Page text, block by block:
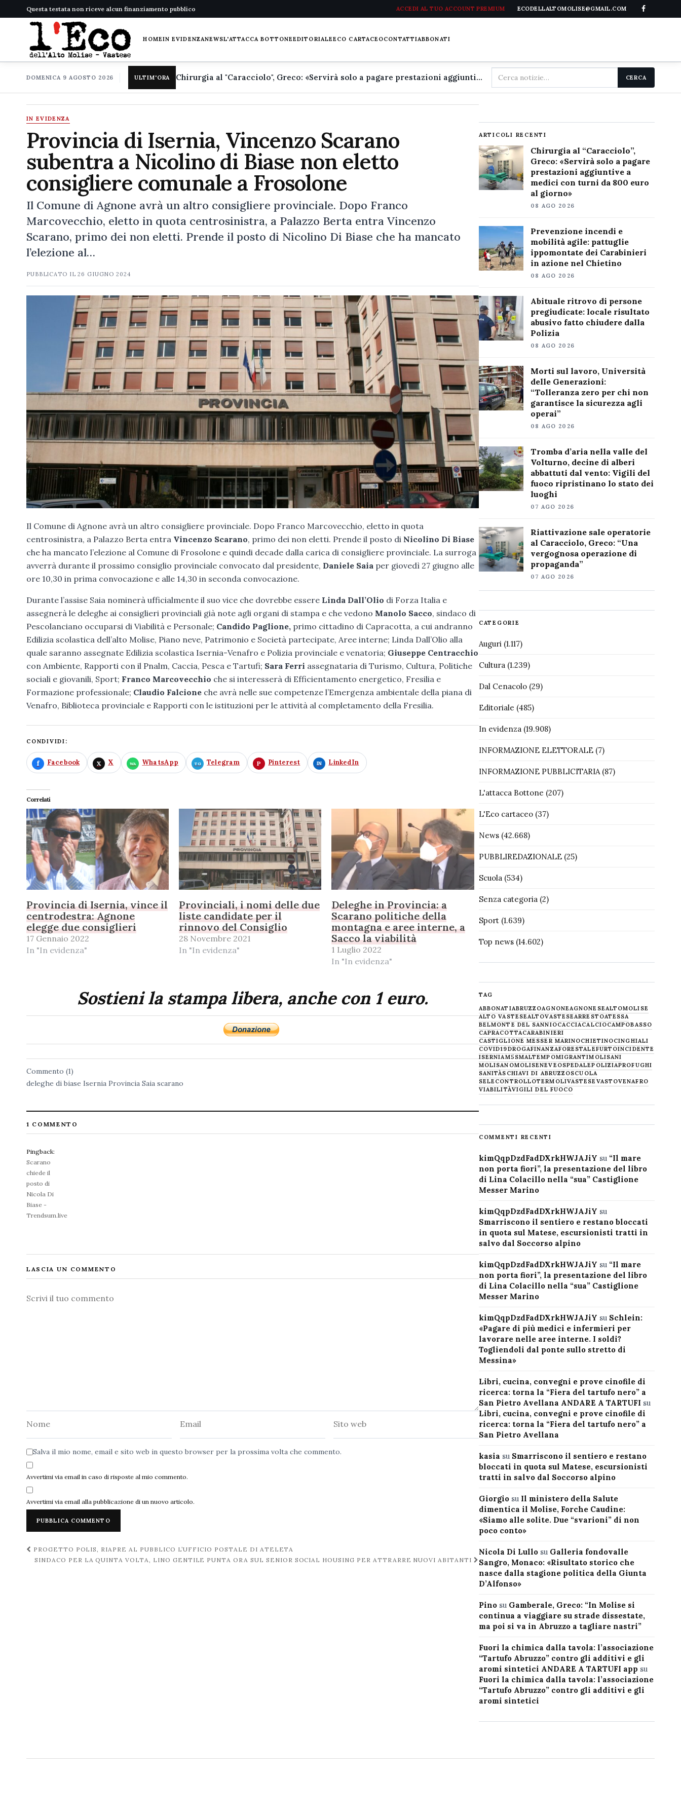
Questa testata non riceve alcun finanziamento pubblico ACCEDI AL TUO ACCOUNT PREMIUM ECODELLALTOMOLISE@GMAIL.COM
HOMEIN EVIDENZANEWSL'ATTACCA BOTTONEEDITORIALEECO CARTACEOCONTATTIABBONATI
DOMENICA 9 AGOSTO 2026 ULTIM'ORA Chirurgia al "Caracciolo", Greco: «Servirà solo a pagare prestazioni aggiuntive a medici con turni da 800 euro al giorno»
Cerca
nel
CERCA
IN EVIDENZA
Provincia di Isernia, Vincenzo Scarano
subentra a Nicolino di Biase non eletto
consigliere comunale a Frosolone
Il Comune di Agnone avrà un altro consigliere provinciale. Dopo Franco
Marcovecchio, eletto in quota centrosinistra, a Palazzo Berta entra Vincenzo
Scarano, primo dei non eletti. Prende il posto di Nicolino Di Biase che ha mancato
l’elezione al…
PUBBLICATO IL26 GIUGNO 2024
Il Comune di Agnone avrà un altro consigliere provinciale. Dopo Franco Marcovecchio, eletto in quota
centrosinistra, a Palazzo Berta entra Vincenzo Scarano, primo dei non eletti. Prende il posto di Nicolino Di Biase
che ha mancato l’elezione al Comune di Frosolone e quindi decade dalla carica di consigliere provinciale. La surroga
avverrà durante il prossimo consiglio provinciale convocato dal presidente, Daniele Saia per giovedì 27 giugno alle
ore 10,30 in prima convocazione e alle 14,30 in seconda convocazione.
Durante l’assise Saia nominerà ufficialmente il suo vice che dovrebbe essere Linda Dall’Olio di Forza Italia e
assegnerà le deleghe ai consiglieri provinciali già note agli organi di stampa e che vedono Manolo Sacco, sindaco di
Pescolanciano occuparsi di Viabilità e Personale; Candido Paglione, primo cittadino di Capracotta, a cui andranno
Edilizia scolastica dell’alto Molise, Piano neve, Patrimonio e Società partecipate, Aree interne; Linda Dall’Olio alla
quale saranno assegnate Edilizia scolastica Isernia-Venafro e Polizia provinciale e venatoria; Giuseppe Centracchio
con Ambiente, Rapporti con il Pnalm, Caccia, Pesca e Tartufi; Sara Ferri assegnataria di Turismo, Cultura, Politiche
sociali e giovanili, Sport; Franco Marcovecchio che si interesserà di Efficientamento energetico, Fresilia e
Formazione professionale; Claudio Falcione che avrà nelle sue competenze l’Emergenza ambientale della piana di
Venafro, Biblioteca provinciale e Rapporti con le istituzioni per le attività al completamento della Fresilia.
CONDIVIDI:
Facebook X WhatsApp Telegram Pinterest LinkedIn
Correlati
Provincia di Isernia, vince il
centrodestra: Agnone
elegge due consiglieri
17 Gennaio 2022
In "In evidenza"
Provinciali, i nomi delle due
liste candidate per il
rinnovo del Consiglio
28 Novembre 2021
In "In evidenza"
Deleghe in Provincia: a
Scarano politiche della
montagna e aree interne, a
Sacco la viabilità
1 Luglio 2022
In "In evidenza"
Sostieni la stampa libera, anche con 1 euro.
Commento (1)
deleghe di biase Isernia Provincia Saia scarano
1 COMMENTO
Pingback:
Scarano
chiede il
posto di
Nicola Di
Biase -
Trendsum.live
LASCIA UN COMMENTO
Commento
Salva il mio nome, email e sito web in questo browser per la prossima volta che commento.
Avvertimi via email in caso di risposte al mio commento.
Avvertimi via email alla pubblicazione di un nuovo articolo.
Navigazione
post
PROGETTO POLIS, RIAPRE AL PUBBLICO L’UFFICIO POSTALE DI ATELETA
SINDACO PER LA QUINTA VOLTA, LINO GENTILE PUNTA ORA SUL SENIOR SOCIAL HOUSING PER ATTRARRE NUOVI ABITANTI
ARTICOLI RECENTI
Chirurgia al “Caracciolo”,
Greco: «Servirà solo a pagare
prestazioni aggiuntive a
medici con turni da 800 euro
al giorno»
08 AGO 2026
Prevenzione incendi e
mobilità agile: pattuglie
ippomontate dei Carabinieri
in azione nel Chietino
08 AGO 2026
Abituale ritrovo di persone
pregiudicate: locale risultato
abusivo fatto chiudere dalla
Polizia
08 AGO 2026
Morti sul lavoro, Università
delle Generazioni:
“Tolleranza zero per chi non
garantisce la sicurezza agli
operai”
08 AGO 2026
Tromba d’aria nella valle del
Volturno, decine di alberi
abbattuti dal vento: Vigili del
fuoco ripristinano lo stato dei
luoghi
07 AGO 2026
Riattivazione sale operatorie
al Caracciolo, Greco: “Una
vergognosa operazione di
propaganda”
07 AGO 2026
CATEGORIE
Auguri(1.117)
Cultura(1.239)
Dal Cenacolo(29)
Editoriale (485)
In evidenza(19.908)
INFORMAZIONE ELETTORALE(7)
INFORMAZIONE PUBBLICITARIA(87)
L'attacca Bottone (207)
L'Eco cartaceo(37)
News(42.668)
PUBBLIREDAZIONALE(25)
Scuola(534)
Senza categoria(2)
Sport(1.639)
Top news(14.602)
TAG
ABBONATIABRUZZOAGNONEAGNONESEALTOMOLISE
ALTO VASTESEALTOVASTESEARRESTOATESSA
BELMONTE DEL SANNIOCACCIACALCIOCAMPOBASSO
CAPRACOTTACARABINIERI
CASTIGLIONE MESSER MARINOCHIETINOCINGHIALI
COVID19DROGAFINANZAFORESTALEFURTOINCIDENTE
ISERNIAM5SMALTEMPOMIGRANTIMOLISANI
MOLISANOMOLISENEVE OSPEDALEPOLIZIAPROFUGHI
SANITÀSCHIAVI DI ABRUZZOSCUOLA
SELECONTROLLOTERMOLIVASTESE VASTOVENAFRO
VIABILITÀVIGILI DEL FUOCO
COMMENTI RECENTI
kimQqpDzdFadDXrkHWJAJiY su “Il mare
non porta fiori”, la presentazione del libro
di Lina Colacillo nella “sua” Castiglione
Messer Marino
kimQqpDzdFadDXrkHWJAJiY su
Smarriscono il sentiero e restano bloccati
in quota sul Matese, escursionisti tratti in
salvo dal Soccorso alpino
kimQqpDzdFadDXrkHWJAJiY su “Il mare
non porta fiori”, la presentazione del libro
di Lina Colacillo nella “sua” Castiglione
Messer Marino
kimQqpDzdFadDXrkHWJAJiY su Schlein:
«Pagare di più medici e infermieri per
lavorare nelle aree interne. I soldi?
Togliendoli dal ponte sullo stretto di
Messina»
Libri, cucina, convegni e prove cinofile di
ricerca: torna la “Fiera del tartufo nero” a
San Pietro Avellana ANDARE A TARTUFI su
Libri, cucina, convegni e prove cinofile di
ricerca: torna la “Fiera del tartufo nero” a
San Pietro Avellana
kasia su Smarriscono il sentiero e restano
bloccati in quota sul Matese, escursionisti
tratti in salvo dal Soccorso alpino
Giorgiosu Il ministero della Salute
dimentica il Molise, Forche Caudine:
«Siamo alle solite. Due “svarioni” di non
poco conto»
Nicola Di Lullosu Galleria fondovalle
Sangro, Monaco: «Risultato storico che
nasce dalla stagione politica della Giunta
D’Alfonso»
Pinosu Gamberale, Greco: “In Molise si
continua a viaggiare su strade dissestate,
ma poi si va in Abruzzo a tagliare nastri”
Fuori la chimica dalla tavola: l’associazione
“Tartufo Abruzzo” contro gli additivi e gli
aromi sintetici ANDARE A TARTUFI app su
Fuori la chimica dalla tavola: l’associazione
“Tartufo Abruzzo” contro gli additivi e gli
aromi sintetici